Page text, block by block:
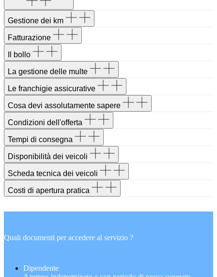
Gestione dei km
Fatturazione
Il bollo
La gestione delle multe
Le franchigie assicurative
Cosa devi assolutamente sapere
Condizioni dell'offerta
Tempi di consegna
Disponibilità dei veicoli
Scheda tecnica dei veicoli
Costi di apertura pratica
Quali documenti per accedere al servizio ?
Dipendente